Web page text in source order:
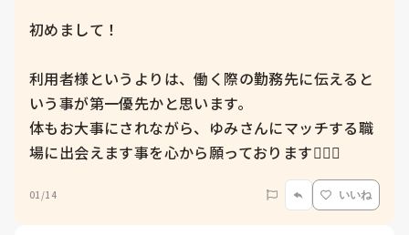
初めまして！
利用者様というよりは、働く際の勤務先に伝えると
いう事が第一優先かと思います。
体もお大事にされながら、ゆみさんにマッチする職
場に出会えます事を心から願っております🙇‍♀️✨
01/14 いいね